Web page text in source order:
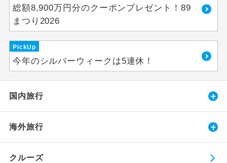
総額8,900万円分のクーポンプレゼント！89
まつり2026
PickUp
今年のシルバーウィークは5連休！
国内旅行
海外旅行
クルーズ